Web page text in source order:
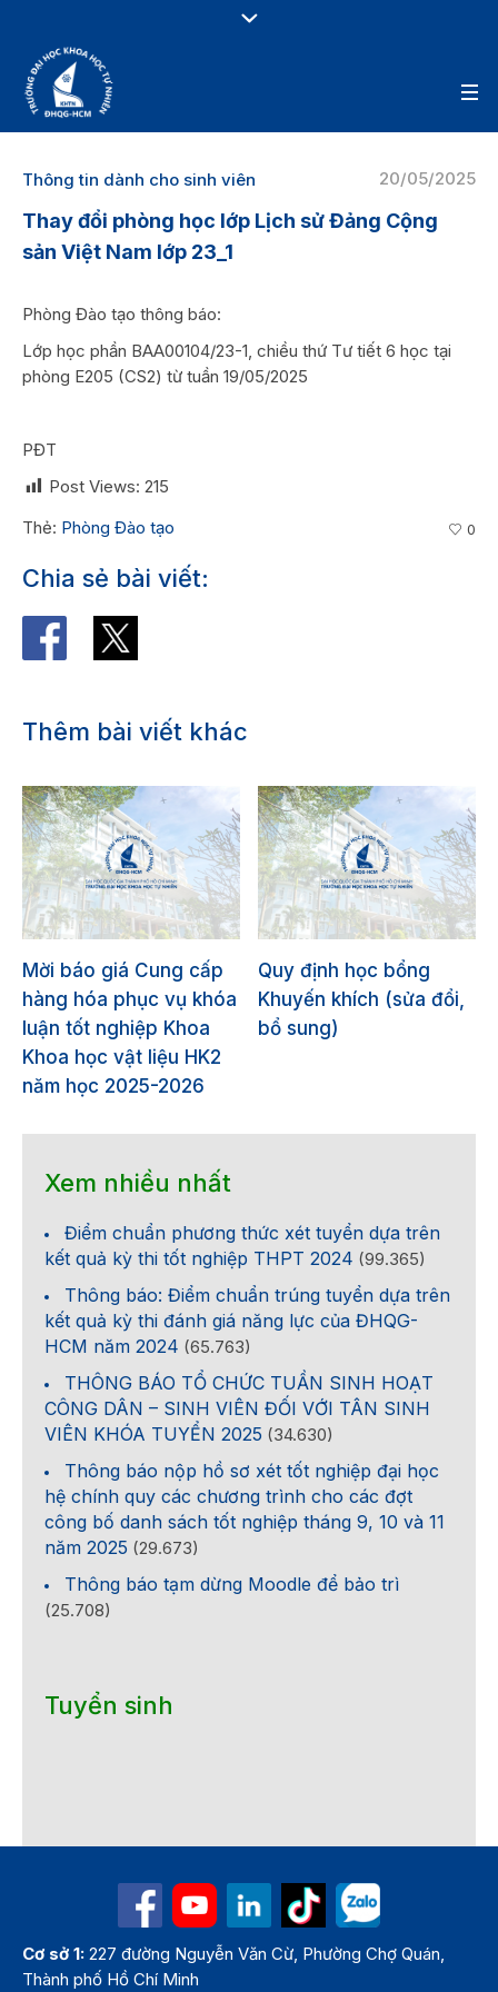
20/05/2025
Thông tin dành cho sinh viên
Thay đổi phòng học lớp Lịch sử Đảng Cộng
sản Việt Nam lớp 23_1
Phòng Đào tạo thông báo:
Lớp học phần BAA00104/23-1, chiều thứ Tư tiết 6 học tại
phòng E205 (CS2) từ tuần 19/05/2025
PĐT
Post Views: 215
Thẻ: Phòng Đào tạo 0
Chia sẻ bài viết:
Thêm bài viết khác
Mời báo giá Cung cấp
hàng hóa phục vụ khóa
luận tốt nghiệp Khoa
Khoa học vật liệu HK2
năm học 2025-2026
Quy định học bổng
Khuyến khích (sửa đổi,
bổ sung)
Xem nhiều nhất
Điểm chuẩn phương thức xét tuyển dựa trên
kết quả kỳ thi tốt nghiệp THPT 2024 (99.365)
Thông báo: Điểm chuẩn trúng tuyển dựa trên
kết quả kỳ thi đánh giá năng lực của ĐHQG-
HCM năm 2024 (65.763)
THÔNG BÁO TỔ CHỨC TUẦN SINH HOẠT
CÔNG DÂN – SINH VIÊN ĐỐI VỚI TÂN SINH
VIÊN KHÓA TUYỂN 2025 (34.630)
Thông báo nộp hồ sơ xét tốt nghiệp đại học
hệ chính quy các chương trình cho các đợt
công bố danh sách tốt nghiệp tháng 9, 10 và 11
năm 2025 (29.673)
Thông báo tạm dừng Moodle để bảo trì
(25.708)
Tuyển sinh
Cơ sở 1: 227 đường Nguyễn Văn Cừ, Phường Chợ Quán,
Thành phố Hồ Chí Minh